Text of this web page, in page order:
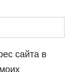
сайта в